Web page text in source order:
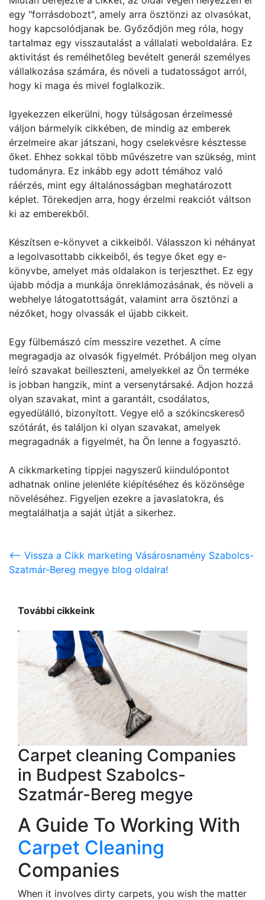
egy "forrásdobozt", amely arra ösztönzi az olvasókat,
hogy kapcsolódjanak be. Győződjön meg róla, hogy
tartalmaz egy visszautalást a vállalati weboldalára. Ez
aktivitást és remélhetőleg bevételt generál személyes
vállalkozása számára, és növeli a tudatosságot arról,
hogy ki maga és mivel foglalkozik.
Igyekezzen elkerülni, hogy túlságosan érzelmessé
váljon bármelyik cikkében, de mindig az emberek
érzelmeire akar játszani, hogy cselekvésre késztesse
őket. Ehhez sokkal több művészetre van szükség, mint
tudományra. Ez inkább egy adott témához való
ráérzés, mint egy általánosságban meghatározott
képlet. Törekedjen arra, hogy érzelmi reakciót váltson
ki az emberekből.
Készítsen e-könyvet a cikkeiből. Válasszon ki néhányat
a legolvasottabb cikkeiből, és tegye őket egy e-
könyvbe, amelyet más oldalakon is terjeszthet. Ez egy
újabb módja a munkája önreklámozásának, és növeli a
webhelye látogatottságát, valamint arra ösztönzi a
nézőket, hogy olvassák el újabb cikkeit.
Egy fülbemászó cím messzire vezethet. A címe
megragadja az olvasók figyelmét. Próbáljon meg olyan
leíró szavakat beilleszteni, amelyekkel az Ön terméke
is jobban hangzik, mint a versenytársaké. Adjon hozzá
olyan szavakat, mint a garantált, csodálatos,
egyedülálló, bizonyított. Vegye elő a szókincskereső
szótárát, és találjon ki olyan szavakat, amelyek
megragadnák a figyelmét, ha Ön lenne a fogyasztó.
A cikkmarketing tippjei nagyszerű kiindulópontot
adhatnak online jelenléte kiépítéséhez és közönsége
növeléséhez. Figyeljen ezekre a javaslatokra, és
megtalálhatja a saját útját a sikerhez.
<-- Vissza a Cikk marketing Vásárosnamény Szabolcs-
Szatmár-Bereg megye blog oldalra!
További cikkeink
Carpet cleaning Companies
in Budpest Szabolcs-
Szatmár-Bereg megye
A Guide To Working With
Carpet Cleaning
Companies
When it involves dirty carpets, you wish the matter